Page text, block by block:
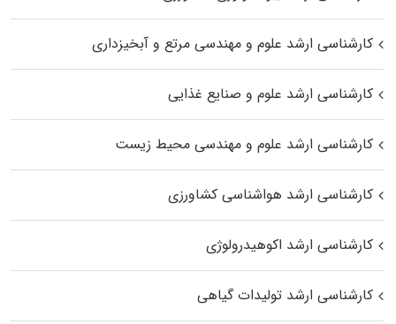
کارشناسی ارشد علوم و مهندسی مرتع و آبخیزداری
کارشناسی ارشد علوم و صنایع غذایی
کارشناسی ارشد علوم و مهندسی محیط زیست
کارشناسی ارشد هواشناسی کشاورزی
کارشناسی ارشد اکوهیدرولوژی
کارشناسی ارشد تولیدات گیاهی